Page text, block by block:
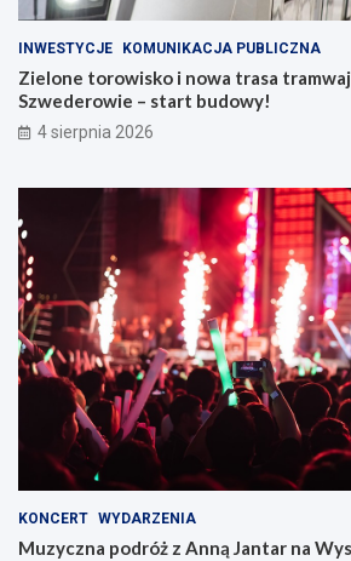
INWESTYCJE KOMUNIKACJA PUBLICZNA
Zielone torowisko i nowa trasa
Szwederowie – start budowy!
4 sierpnia 2026
KONCERT WYDARZENIA
Muzyczna podróż z Anną Jantar na